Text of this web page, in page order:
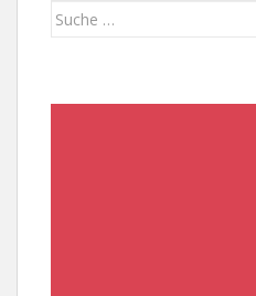
Suche